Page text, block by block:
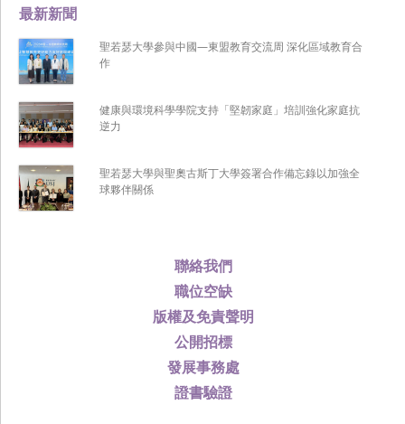
聯絡我們
職位空缺
版權及免責聲明
公開招標
發展事務處
證書驗證
最新新聞
聖若瑟大學參與中國—東盟教育交流周 深化區域教育合
作
健康與環境科學學院支持「堅韌家庭」培訓強化家庭抗
逆力
聖若瑟大學與聖奧古斯丁大學簽署合作備忘錄以加強全
球夥伴關係